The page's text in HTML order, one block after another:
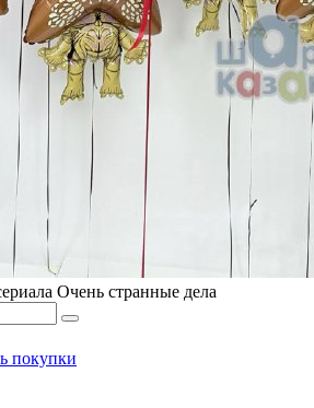
Очень странные дела
покупки